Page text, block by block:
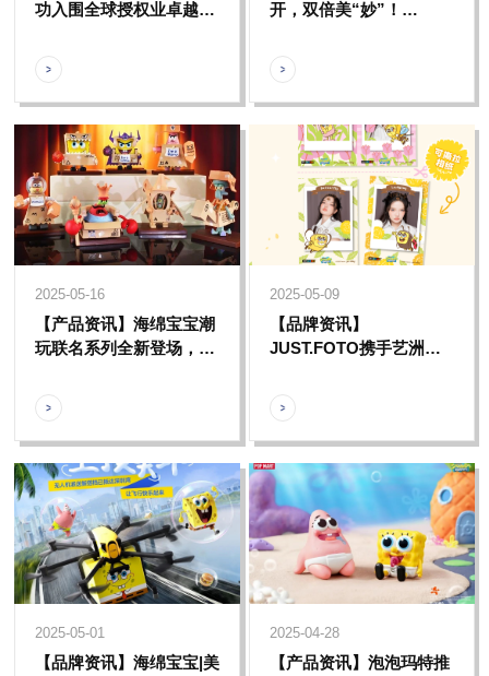
功入围全球授权业卓越大
影响力
开，双倍美“妙”！
小三角萌宠推荐官今日上
线~
2025-05-16
【产品资讯】海绵宝宝潮
玩联名系列全新登场，携
2025-05-09
【品牌资讯】
JUST.FOTO携手艺洲人
题系列大头贴，一起记录
专属的“美”
2025-05-01
【品牌资讯】海绵宝宝|美
2025-04-28
【产品资讯】泡泡玛特推